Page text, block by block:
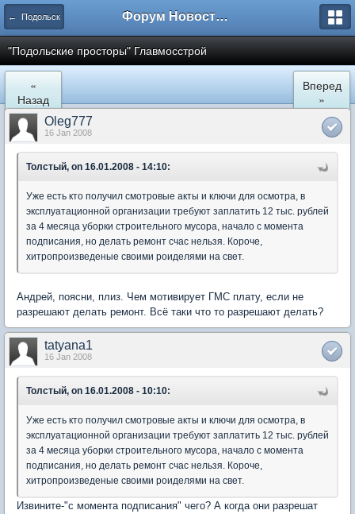
← Подольск Форум Новостройки
"Подольские просторы" Главмосстрой
«
Назад
Вперед
»
Oleg777
16 Jan 2008
Толстый, on 16.01.2008 - 14:10:
Уже есть кто получил смотровые акты и ключи для осмотра, в
эксплуатационной организации требуют заплатить 12 тыс. рублей
за 4 месяца уборки строительного мусора, начало с момента
подписания, но делать ремонт счас нельзя. Короче,
хитропроизведеные своими роиделями на свет.
Андрей, поясни, плиз. Чем мотивирует ГМС плату, если не
разрешают делать ремонт. Всё таки что то разрешают делать?
tatyana1
16 Jan 2008
Толстый, on 16.01.2008 - 10:10:
Уже есть кто получил смотровые акты и ключи для осмотра, в
эксплуатационной организации требуют заплатить 12 тыс. рублей
за 4 месяца уборки строительного мусора, начало с момента
подписания, но делать ремонт счас нельзя. Короче,
хитропроизведеные своими роиделями на свет.
Извините-"с момента подписания" чего? А когда они разрешат